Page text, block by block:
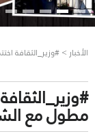
الأخبار > #وزير_الثقافة
مطول مع